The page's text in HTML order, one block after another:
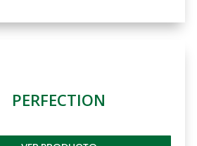
PERFECTION